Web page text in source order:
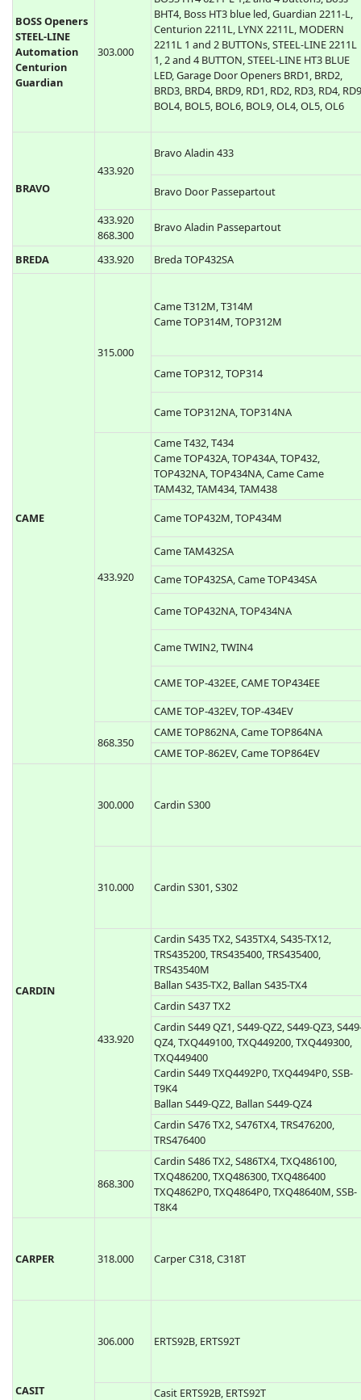
BOSS Openers
STEEL-LINE
Automation
Centurion
Guardian
303.000
BHT4, Boss HT3 blue led, Guardian 2211-L,
Centurion 2211L, LYNX 2211L, MODERN
2211L 1 and 2 BUTTONs, STEEL-LINE 2211L
1, 2 and 4 BUTTON, STEEL-LINE HT3 BLUE
LED, Garage Door Openers BRD1, BRD2,
BRD3, BRD4, BRD9, RD1, RD2, RD3, RD4,
BOL4, BOL5, BOL6, BOL9, OL4, OL5, OL6
BRAVO
433.920
Bravo Aladin 433
Bravo Door Passepartout
433.920
868.300
Bravo Aladin Passepartout
BREDA 433.920 Breda TOP432SA
315.000
Came T312M, T314M
Came TOP314M, TOP312M
Came TOP312, TOP314
Came TOP312NA, TOP314NA
433.920
Came T432, T434
Came TOP432A, TOP434A, TOP432,
TOP432NA, TOP434NA, Came Came
TAM432, TAM434, TAM438
Came TOP432M, TOP434M
Came TAM432SA
Came TOP432SA, Came TOP434SA
Came TOP432NA, TOP434NA
Came TWIN2, TWIN4
CAME TOP-432EE, CAME TOP434EE
CAME TOP-432EV, TOP-434EV
868.350
CAME TOP862NA, Came TOP864NA
Cardin S435 TX2, S435TX4, S435-TX12,
TRS435200, TRS435400, TRS435400,
TRS43540M
Ballan S435-TX2, Ballan S435-TX4
Cardin S437 TX2
Cardin S449 QZ1, S449-QZ2, S449-QZ3,
QZ4, TXQ449100, TXQ449200, TXQ449300,
TXQ449400
Cardin S449 TXQ4492P0, TXQ4494P0, SSB-
T9K4
Ballan S449-QZ2, Ballan S449-QZ4
Cardin S476 TX2, S476TX4, TRS476200,
TRS476400
868.300
Cardin S486 TX2, S486TX4, TXQ486100,
TXQ486200, TXQ486300, TXQ486400